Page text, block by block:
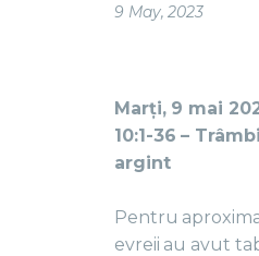
9 May, 2023
Marți, 9 mai
10:1-36 –
argint
Pentru
evreii au avut